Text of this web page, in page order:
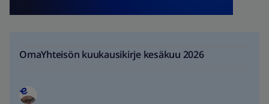
OmaYhteisön kuukausikirje kesäkuu 2026